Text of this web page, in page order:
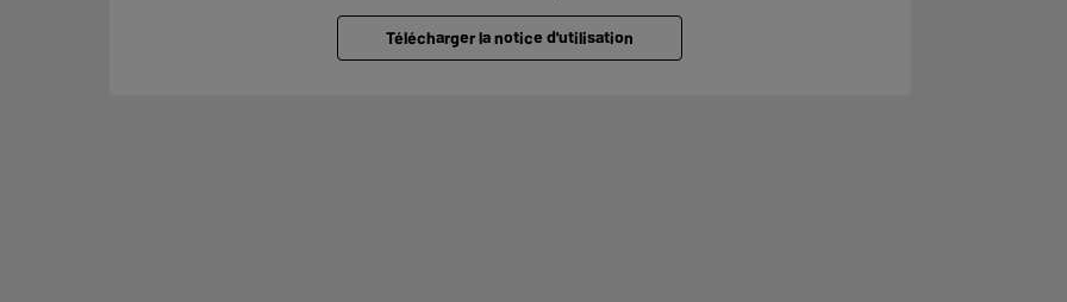
Télécharger la notice d'utilisation